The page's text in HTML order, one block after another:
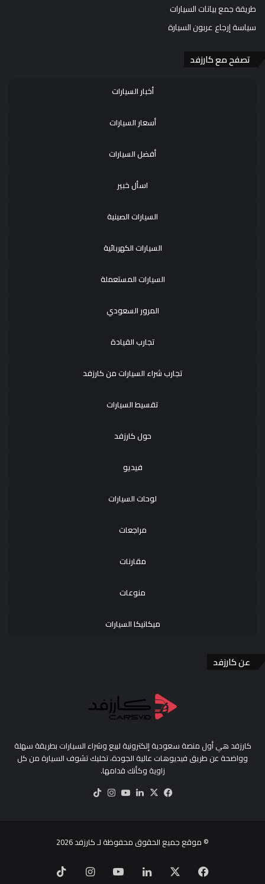
طريقة جمع بيانات السيارات
سياسة إرجاع عربون السيارة
تصفح مع كارزفد
أخبار السيارات
أسعار السيارات
أفضل السيارات
اسأل خبير
السيارات الصينية
السيارات الكهربائية
السيارات المستعملة
المرور السعودي
تجارب القيادة
تجارب شراء السيارات من كارزفد
تقسيط السيارات
حول كارزفد
فيديو
لوحات السيارات
مراجعات
مقارنات
منوعات
ميكانيكا السيارات
عن كارزفد
كارزفد هي أول منصة سعودية إلكترونية لبيع وشراء السيارات بطريقة سهلة
وواضحة عن طريق فيديوهات عالية الجودة، تخليك تشوف السيارة من كل
زاوية وكأنك قدامها.
فيسبوك
‫X لينكدإن‫YouTubeانستقرام
© موقع جميع الحقوق محفوظة لـكارزفد
فيسبوك لينكدإن ‫YouTube انستقرام